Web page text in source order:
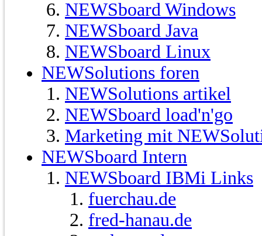
NEWSboard Windows
NEWSboard Java
NEWSboard Linux
NEWSolutions foren
NEWSolutions artikel
NEWSboard load'n'go
Marketing mit
NEWSboard Intern
NEWSboard IBMi Links
fuerchau.de
fred-hanau.de